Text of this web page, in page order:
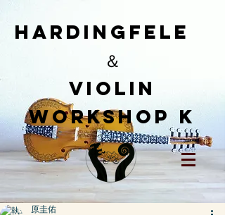
HardingFele
＆
​Violin
workshop K
原圭佑